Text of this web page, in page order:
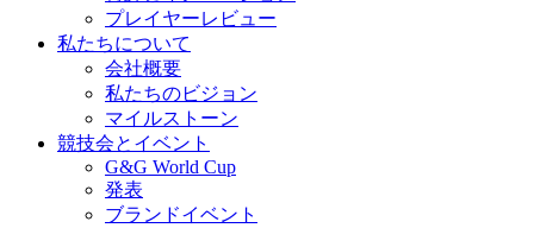
プレイヤーレビュー
私たちについて
会社概要
私たちのビジョン
マイルストーン
競技会とイベント
G&G World Cup
発表
ブランドイベント